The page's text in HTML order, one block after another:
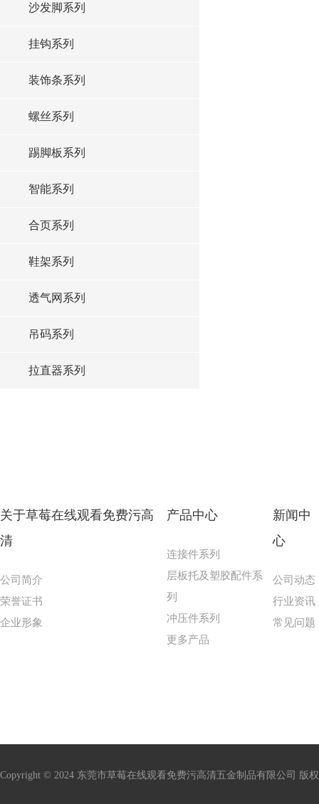
沙发脚系列
挂钩系列
装饰条系列
螺丝系列
踢脚板系列
智能系列
合页系列
鞋架系列
透气网系列
吊码系列
拉直器系列
关于草莓在线观看免费污高
清
公司简介
荣誉证书
企业形象
产品中心
连接件系列
层板托及塑胶配件系
列
冲压件系列
更多产品
新闻中
心
公司动态
行业资讯
常见问题
Copyright © 2024 东莞市草莓在线观看免费污高清五金制品有限公司 版权所